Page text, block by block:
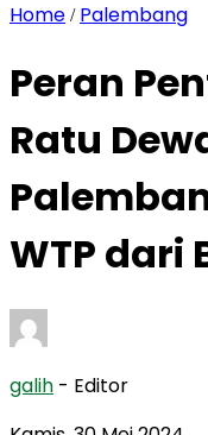
Home / Palembang
Peran
Ratu
WTP dari
galih - Editor